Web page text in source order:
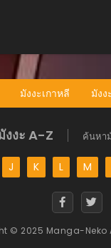
มังงะเกาหลี มังง
งงะ A-Z ค้นหา
J K L M
© 2025 Manga-Neko